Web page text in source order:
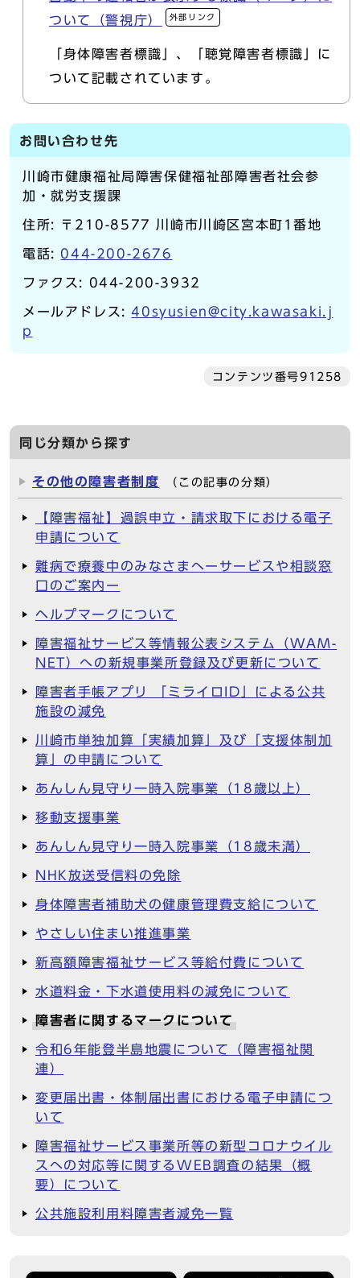
ついて（警視庁）
外部リンク
「身体障害者標識」、「聴覚障害者標識」に
ついて記載されています。
お問い合わせ先
川崎市健康福祉局障害保健福祉部障害者社会参
加・就労支援課
住所: 〒210-8577 川崎市川崎区宮本町1番地
電話: 044-200-2676
ファクス: 044-200-3932
メールアドレス:40syusien@city.kawasaki.j
p
コンテンツ番号91258
同じ分類から探す
その他の障害者制度 （この記事の分類）
【障害福祉】過誤申立・請求取下における電子
申請について
難病で療養中のみなさまへーサービスや相談窓
口のご案内ー
ヘルプマークについて
障害福祉サービス等情報公表システム（WAM-
NET）への新規事業所登録及び更新について
障害者手帳アプリ 「ミライロID」による公共
施設の減免
川崎市単独加算「実績加算」及び「支援体制加
算」の申請について
あんしん見守り一時入院事業（18歳以上）
移動支援事業
あんしん見守り一時入院事業（18歳未満）
NHK放送受信料の免除
身体障害者補助犬の健康管理費支給について
やさしい住まい推進事業
新高額障害福祉サービス等給付費について
水道料金・下水道使用料の減免について
障害者に関するマークについて
令和6年能登半島地震について（障害福祉関
連）
変更届出書・体制届出書における電子申請につ
いて
障害福祉サービス事業所等の新型コロナウイル
スへの対応等に関するWEB調査の結果（概
要）について
公共施設利用料障害者減免一覧